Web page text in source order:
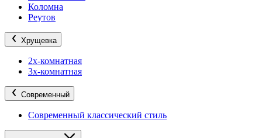
Коломна
Реутов
Хрущевка
2х-комнатная
3х-комнатная
Современный
Современный классический стиль